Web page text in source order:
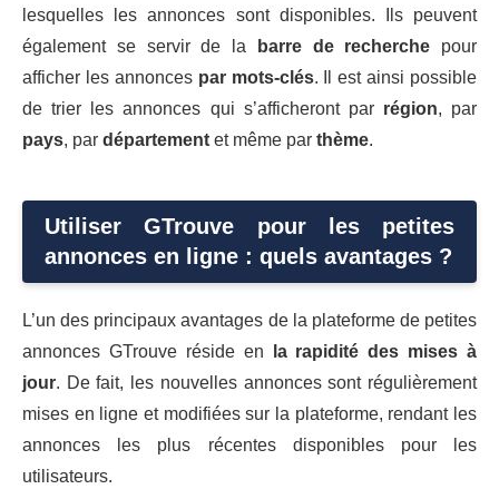
lesquelles les annonces sont disponibles. Ils peuvent
également se servir de la
barre de recherche pour
afficher les annonces par mots-clés. Il est ainsi possible
de trier les annonces qui s’afficheront par région, par
pays, par département et même par thème.
Utiliser GTrouve pour les petites
annonces en ligne : quels avantages ?
L’un des principaux avantages de la plateforme de petites
annonces GTrouve réside en
la rapidité des mises à
jour. De fait, les nouvelles annonces sont régulièrement
mises en ligne et modifiées sur la plateforme, rendant les
annonces les plus récentes disponibles pour les
utilisateurs.